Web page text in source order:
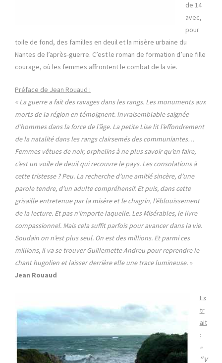
de 14
avec,
pour
toile de fond, des familles en deuil et la misère urbaine du
Nantes de l’après-guerre. C’est le roman de formation d’une fille
courage, où les femmes affrontent le combat de la vie.
Préface de Jean Rouaud :
« La guerre a fait des ravages dans les rangs. Les monuments aux
morts de la région en témoignent. Invraisemblable saignée
d’hommes dans la force de l’âge. La petite Lise lit l’effondrement
de la natalité dans les rangs clairsemés des communiantes…
Femmes vêtues de noir, orphelins à ne plus savoir qu’en faire,
c’est un voile de deuil qui recouvre le pays. Les consolations à
cette tristesse ? Peu. La recherche d’une amitié sincère, d’une
parole tendre, d’un adulte compréhensif. Et puis, dans cette
grisaille entretenue par la misère et le chagrin, l’éblouissement
de la lecture. Et pas n’importe laquelle. Les Misérables, le livre
compassionnel. Mais cela suffit parfois pour avancer dans la vie.
Soudain on n’est plus seul. On est des millions. Et parmi ces
millions, il va se trouver Guillemette Andreu pour reprendre le
chant hugolien et laisser derrière elle une trace lumineuse. »
Jean Rouaud
Ex
tr
ait
:
«
״V